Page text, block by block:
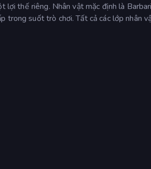
lợi thế riêng. Nhân vật mặc định là
trong suốt trò chơi. Tất cả các lớp nhân